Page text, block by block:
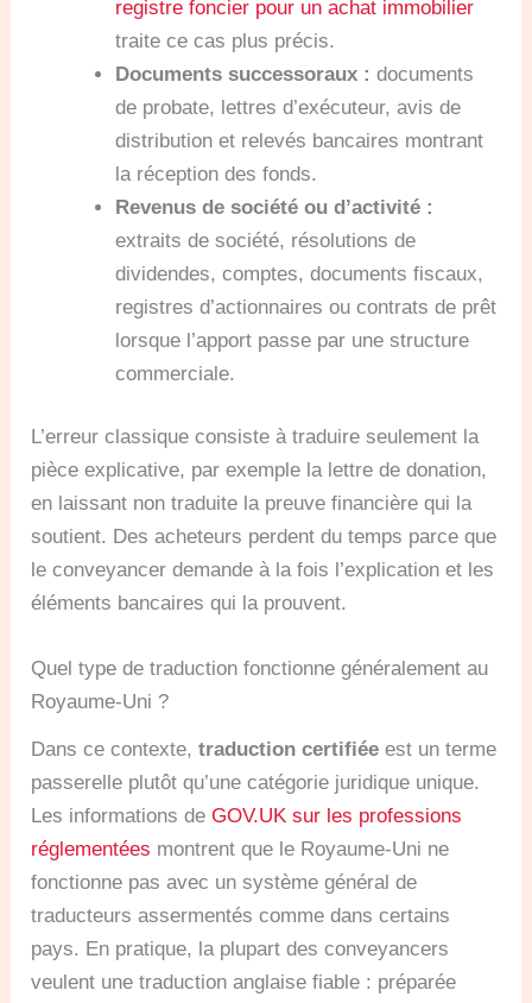
registre foncier pour un achat immobilier
traite ce cas plus précis.
Documents successoraux : documents
de probate, lettres d’exécuteur, avis de
distribution et relevés bancaires montrant
la réception des fonds.
Revenus de société ou d’activité :
extraits de société, résolutions de
dividendes, comptes, documents fiscaux,
registres d’actionnaires ou contrats de prêt
lorsque l’apport passe par une structure
commerciale.
L’erreur classique consiste à traduire seulement la
pièce explicative, par exemple la lettre de donation,
en laissant non traduite la preuve financière qui la
soutient. Des acheteurs perdent du temps parce que
le conveyancer demande à la fois l’explication et les
éléments bancaires qui la prouvent.
Quel type de traduction fonctionne généralement au
Royaume-Uni ?
Dans ce contexte,traduction certifiée est un terme
passerelle plutôt qu’une catégorie juridique unique.
Les informations deGOV.UK sur les professions
réglementées montrent que le Royaume-Uni ne
fonctionne pas avec un système général de
traducteurs assermentés comme dans certains
pays. En pratique, la plupart des conveyancers
veulent une traduction anglaise fiable : préparée